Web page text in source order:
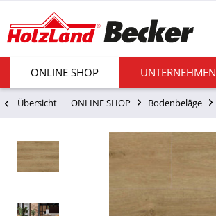
ONLINE SHOP UNTERNEHMEN
Übersicht ONLINE SHOP Bodenbeläge